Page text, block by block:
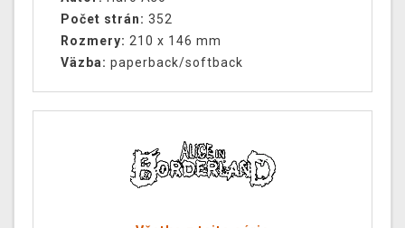
Počet strán: 352
Rozmery: 210 x 146 mm
Väzba: paperback/softback